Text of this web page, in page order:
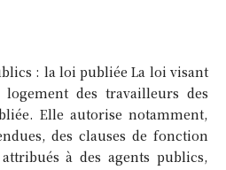
: la loi publiée La loi visant
des travailleurs des
Elle autorise notamment,
des clauses de fonction
à des agents publics,